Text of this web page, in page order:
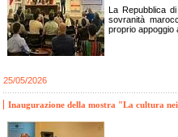
La Repubblica
sovranità
proprio appoggio
25/05/2026
Inaugurazione della mostra "La cultura